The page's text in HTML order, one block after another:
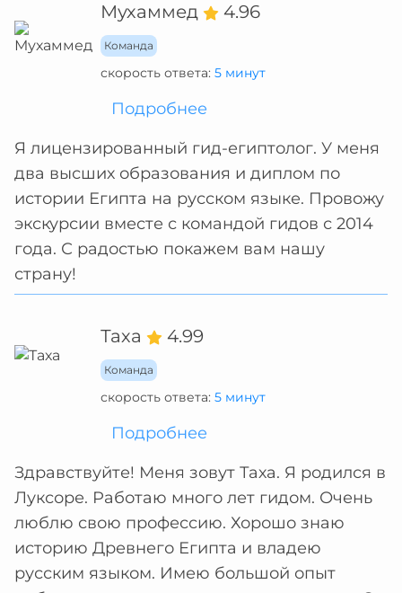
Мухаммед 4.96
Команда
скорость ответа: 5 минут
Подробнее
Я лицензированный гид-египтолог. У меня
два высших образования и диплом по
истории Египта на русском языке. Провожу
экскурсии вместе с командой гидов с 2014
года. С радостью покажем вам нашу
страну!
Таха 4.99
Команда
скорость ответа: 5 минут
Подробнее
Здравствуйте! Меня зовут Таха. Я родился в
Луксоре. Работаю много лет гидом. Очень
люблю свою профессию. Хорошо знаю
историю Древнего Египта и владею
русским языком. Имею большой опыт